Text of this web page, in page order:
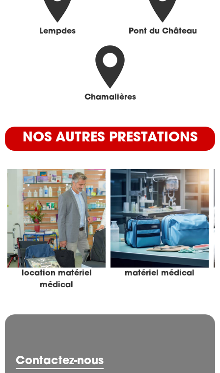
Lempdes Pont du Château
Chamalières
NOS AUTRES PRESTATIONS
location matériel
médical
matériel médical
Contactez-nous